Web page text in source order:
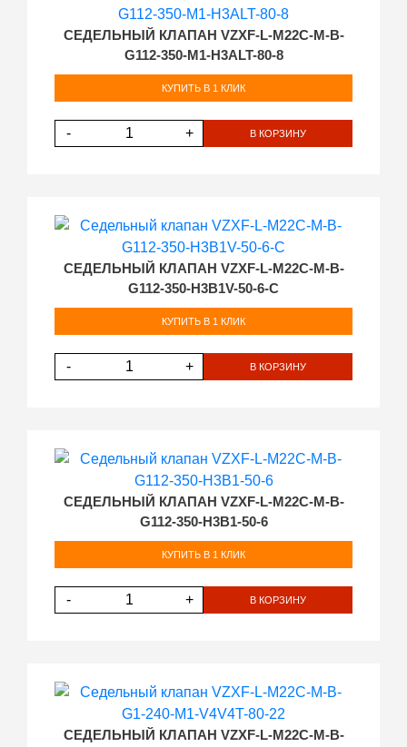
СЕДЕЛЬНЫЙ КЛАПАН VZXF-L-M22C-M-B-
G112-350-M1-H3ALT-80-8
КУПИТЬ В 1 КЛИК
- + В КОРЗИНУ
СЕДЕЛЬНЫЙ КЛАПАН VZXF-L-M22C-M-B-
G112-350-H3B1V-50-6-C
КУПИТЬ В 1 КЛИК
- + В КОРЗИНУ
СЕДЕЛЬНЫЙ КЛАПАН VZXF-L-M22C-M-B-
G112-350-H3B1-50-6
КУПИТЬ В 1 КЛИК
- + В КОРЗИНУ
СЕДЕЛЬНЫЙ КЛАПАН VZXF-L-M22C-M-B-